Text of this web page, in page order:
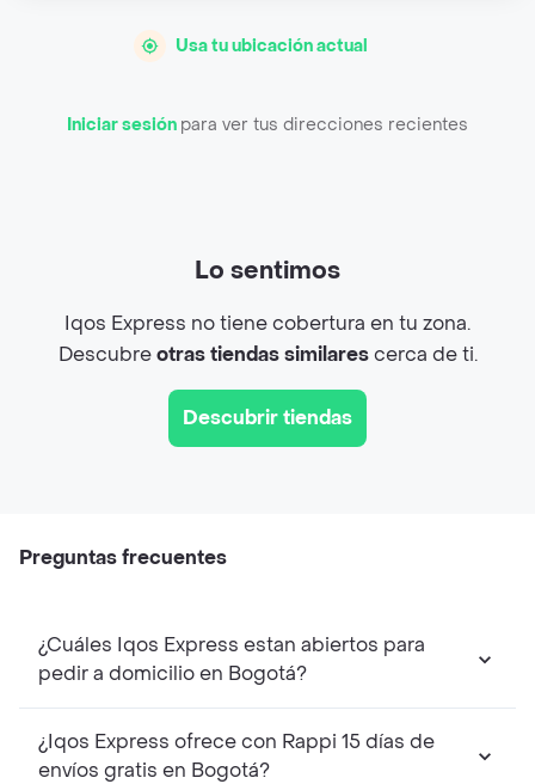
Usa tu ubicación actual
Iniciar sesión para ver tus direcciones recientes
Lo sentimos
Iqos Express no tiene cobertura en tu zona.
Descubreotras tiendas similarescerca de ti.
Descubrir tiendas
Preguntas frecuentes
¿Cuáles Iqos Express estan abiertos para
pedir a domicilio en Bogotá?
¿Iqos Express ofrece con Rappi 15 días de
envíos gratis en Bogotá?